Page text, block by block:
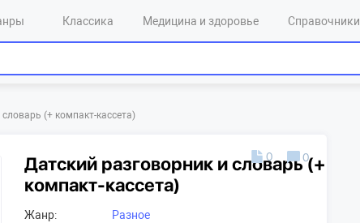
Классика Медицина и здоровье Справочники
(+ компакт-кассета)
Датский разговорник и словарь (+
компакт-кассета)
Жанр:
Разное
0 0